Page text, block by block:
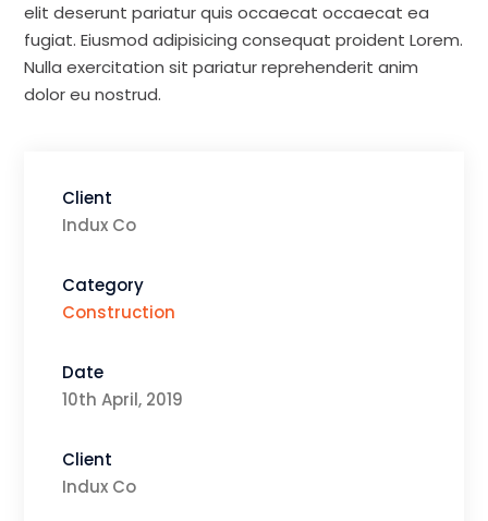
elit deserunt pariatur quis occaecat occaecat ea
fugiat. Eiusmod adipisicing consequat proident Lorem.
Nulla exercitation sit pariatur reprehenderit anim
dolor eu nostrud.
Client
Indux Co
Category
Construction
Date
10th April, 2019
Client
Indux Co